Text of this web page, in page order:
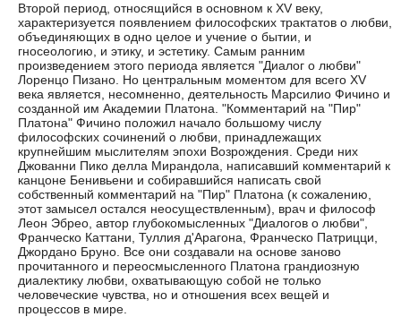
Второй период, относящийся в основном к XV веку,
характеризуется появлением философских трактатов о любви,
объединяющих в одно целое и учение о бытии, и
гносеологию, и этику, и эстетику. Самым ранним
произведением этого периода является "Диалог о любви"
Лоренцо Пизано. Но центральным моментом для всего XV
века является, несомненно, деятельность Марсилио Фичино и
созданной им Академии Платона. "Комментарий на "Пир"
Платона" Фичино положил начало большому числу
философских сочинений о любви, принадлежащих
крупнейшим мыслителям эпохи Возрождения. Среди них
Джованни Пико делла Мирандола, написавший комментарий к
канцоне Бенивьени и собиравшийся написать свой
собственный комментарий на "Пир" Платона (к сожалению,
этот замысел остался неосуществленным), врач и философ
Леон Эбрео, автор глубокомысленных "Диалогов о любви",
Франческо Каттани, Туллия д'Арагона, Франческо Патрицци,
Джордано Бруно. Все они создавали на основе заново
прочитанного и переосмысленного Платона грандиозную
диалектику любви, охватывающую собой не только
человеческие чувства, но и отношения всех вещей и
процессов в мире.